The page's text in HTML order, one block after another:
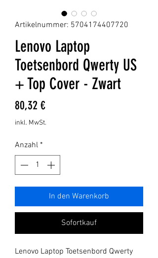
Artikelnummer: 5704174407720
Lenovo Laptop
Toetsenbord Qwerty US
+ Top Cover - Zwart
80,32 €Preis
inkl. MwSt.
Anzahl *
In den Warenkorb
Sofortkauf
Lenovo Laptop Toetsenbord Qwerty